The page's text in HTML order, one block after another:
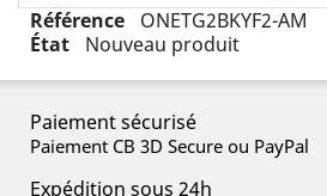
Référence
ONETG2BKYF2-AM
État
Nouveau produit
Paiement sécurisé
Paiement CB 3D Secure ou PayPal
Expédition sous 24h